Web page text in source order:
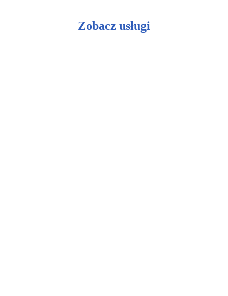
Zobacz usługi